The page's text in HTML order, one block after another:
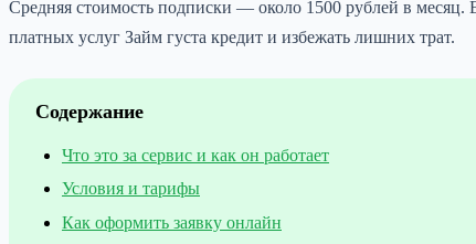
Средняя стоимость подписки — около 1500 рублей в месяц.
платных услуг Займ густа кредит и избежать лишних трат.
Содержание
Что это за сервис и как он работает
Условия и тарифы
Как оформить заявку онлайн